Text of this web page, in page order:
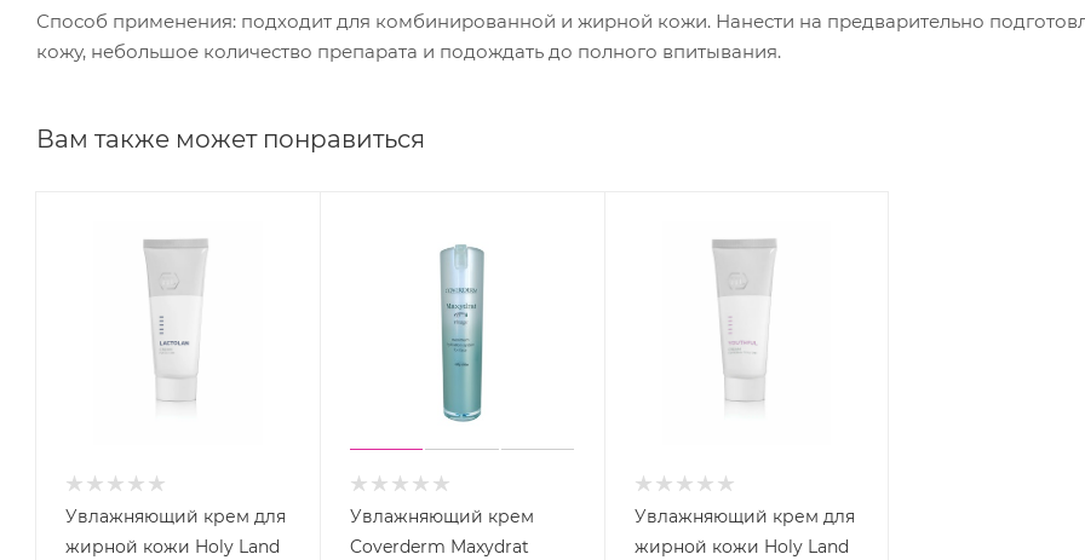
Способ применения: подходит для комбинированной и жирной кожи. Нанести на предварительно
кожу, небольшое количество препарата и подождать до полного впитывания.
Вам также может понравиться
Увлажняющий крем для
жирной кожи Holy Land
Увлажняющий крем
Coverderm Maxydrat
Увлажняющий крем для
жирной кожи Holy Land